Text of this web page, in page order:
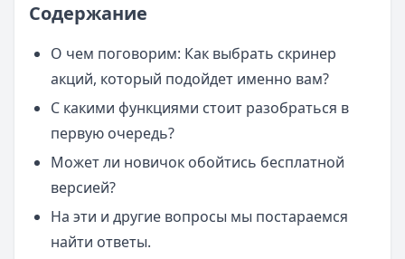
Содержание
О чем поговорим: Как выбрать скринер
акций, который подойдет именно вам?
С какими функциями стоит разобраться в
первую очередь?
Может ли новичок обойтись бесплатной
версией?
На эти и другие вопросы мы постараемся
найти ответы.